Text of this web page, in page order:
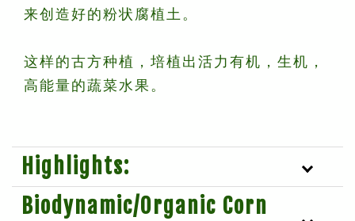
来创造好的粉状腐植土。
这样的古方种植，培植出活力有机，生机，
高能量的蔬菜水果。
Highlights:
Biodynamic/Organic Corn